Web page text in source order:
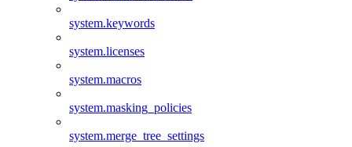
system.keywords
system.licenses
system.macros
system.masking_policies
system.merge_tree_settings